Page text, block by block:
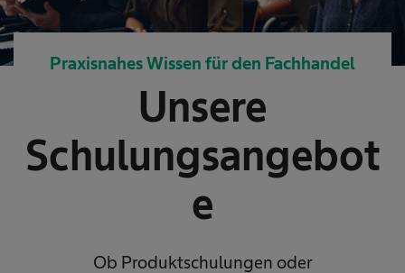
Praxisnahes Wissen für den Fachhandel
Unsere
Schulungsangebot
e
Ob Produktschulungen oder